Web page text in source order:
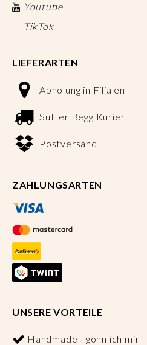
Youtube
TikTok
LIEFERARTEN
Abholung in Filialen
Sutter Begg Kurier
Postversand
ZAHLUNGSARTEN
UNSERE VORTEILE
Handmade - gönn ich mir